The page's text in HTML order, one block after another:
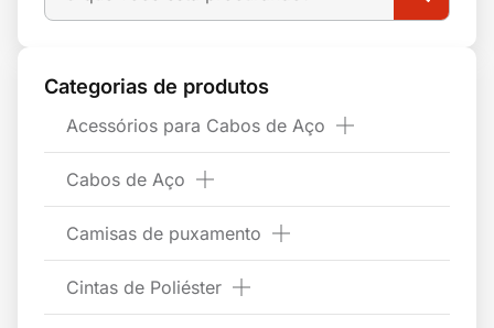
Categorias de produtos
Acessórios para Cabos de Aço
Cabos de Aço
Camisas de puxamento
Cintas de Poliéster